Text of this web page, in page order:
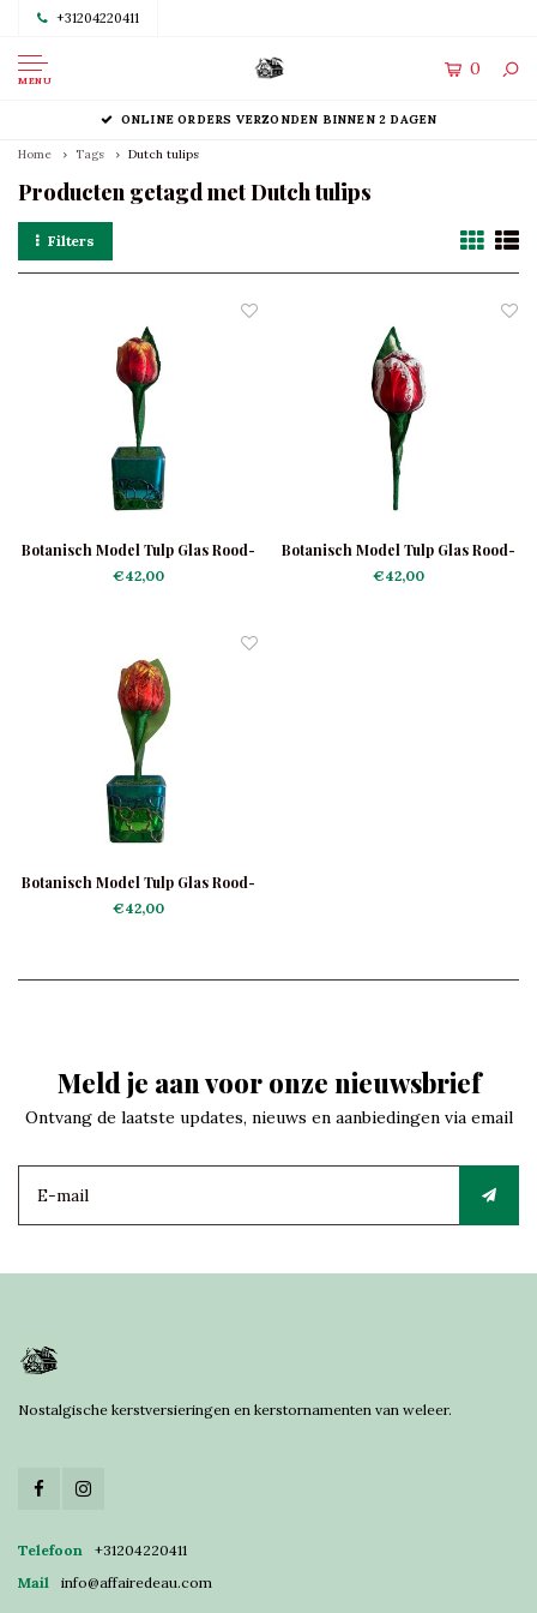
+31204220411
MENU
0
ONLINE ORDERS VERZONDEN BINNEN 2 DAGEN
Home Tags Dutch tulips
Producten getagd met Dutch tulips
Filters
Botanisch Model Tulp Glas Rood-
Geel
€42,00
Botanisch Model Tulp Glas Rood-
Wit
€42,00
Botanisch Model Tulp Glas Rood-
Geel Glans
€42,00
Meld je aan voor onze nieuwsbrief
Ontvang de laatste updates, nieuws en aanbiedingen via email
Nostalgische kerstversieringen en kerstornamenten van weleer.
Telefoon
+31204220411
Mail
info@affairedeau.com